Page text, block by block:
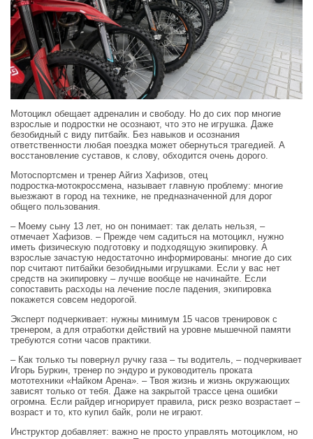
Мотоцикл обещает адреналин и свободу. Но до сих пор многие
взрослые и подростки не осознают, что это не игрушка. Даже
безобидный с виду питбайк. Без навыков и осознания
ответственности любая поездка может обернуться трагедией. А
восстановление суставов, к слову, обходится очень дорого.
Мотоспортсмен и тренер Айгиз Хафизов, отец
подростка‑мотокроссмена, называет главную проблему: многие
выезжают в город на технике, не предназначенной для дорог
общего пользования.
– Моему сыну 13 лет, но он понимает: так делать нельзя, –
отмечает Хафизов. – Прежде чем садиться на мотоцикл, нужно
иметь физическую подготовку и подходящую экипировку. А
взрослые зачастую недостаточно информированы: многие до сих
пор считают питбайки безобидными игрушками. Если у вас нет
средств на экипировку – лучше вообще не начинайте. Если
сопоставить расходы на лечение после падения, экипировка
покажется совсем недорогой.
Эксперт подчеркивает: нужны минимум 15 часов тренировок с
тренером, а для отработки действий на уровне мышечной памяти
требуются сотни часов практики.
– Как только ты повернул ручку газа – ты водитель, – подчеркивает
Игорь Буркин, тренер по эндуро и руководитель проката
мототехники «Найком Арена». – Твоя жизнь и жизнь окружающих
зависят только от тебя. Даже на закрытой трассе цена ошибки
огромна. Если райдер игнорирует правила, риск резко возрастает –
возраст и то, кто купил байк, роли не играют.
Инструктор добавляет: важно не просто управлять мотоциклом, но